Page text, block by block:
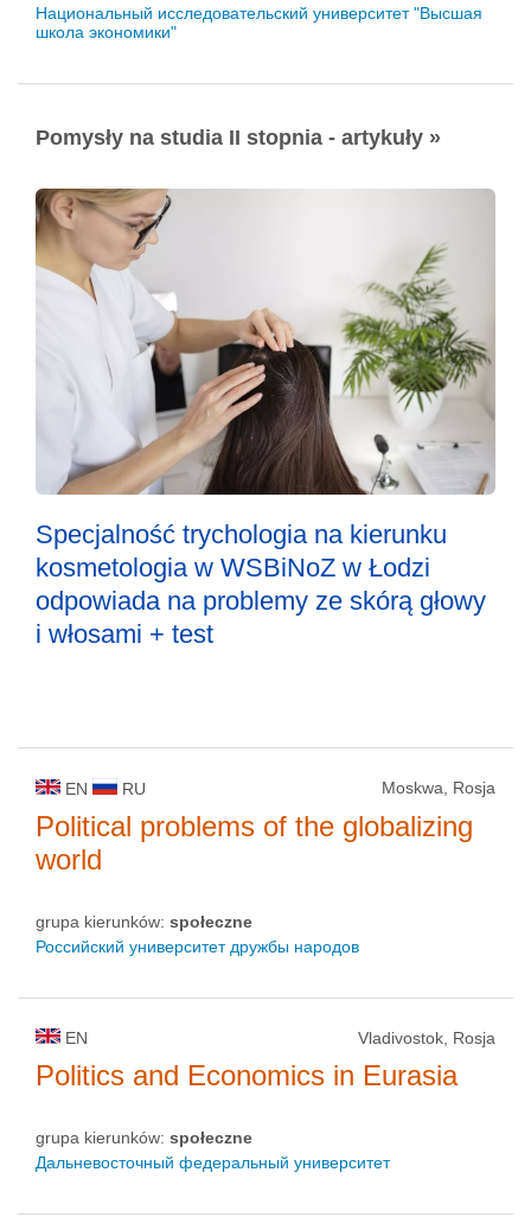
Национальный исследовательский университет "Высшая
школа экономики"
Pomysły na studia II stopnia - artykuły »
Specjalność trychologia na kierunku
kosmetologia w WSBiNoZ w Łodzi
odpowiada na problemy ze skórą głowy
i włosami + test
EN RU Moskwa, Rosja
Political problems of the globalizing
world
grupa kierunków: społeczne
Российский университет дружбы народов
EN Vladivostok, Rosja
Politics and Economics in Eurasia
grupa kierunków: społeczne
Дальневосточный федеральный университет